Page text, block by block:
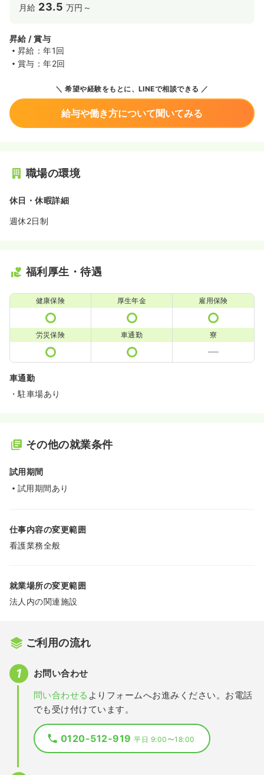
月給 23.5 万円～
昇給 / 賞与
昇給：年1回
賞与：年2回
希望や経験をもとに、LINEで相談できる
給与や働き方について聞いてみる
職場の環境
休日・休暇詳細
週休2日制
福利厚生・待遇
健康保険 厚生年金 雇用保険
労災保険 車通勤 寮
車通勤
・駐車場あり
その他の就業条件
試用期間
試用期間あり
仕事内容の変更範囲
看護業務全般
就業場所の変更範囲
法人内の関連施設
ご利用の流れ
お問い合わせ
問い合わせる よりフォームへお進みください。お電話
でも受け付けています。
0120-512-919平日 9:00〜18:00